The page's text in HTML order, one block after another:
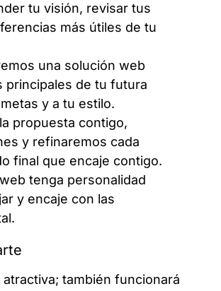
tu visión, revisar tus
más útiles de tu
una solución web
principales de tu futura
y a tu estilo.
propuesta contigo,
y refinaremos cada
final que encaje contigo.
tenga personalidad
y encaje con las
también funcionará